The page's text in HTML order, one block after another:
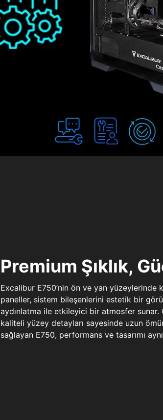
Premium Şıklık,
Excalibur E750’nin ön ve yan yüzeylerinde
paneller, sistem bileşenlerini estetik bir
aydınlatma ile etkileyici bir atmosfer sunar.
kaliteli yüzey detayları sayesinde uzun
sağlayan E750, performans ve tasarımı